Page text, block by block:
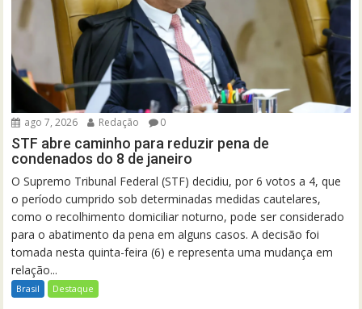
ago 7, 2026 Redação 0
STF abre caminho para reduzir pena de
condenados do 8 de janeiro
O Supremo Tribunal Federal (STF) decidiu, por 6 votos a 4, que
o período cumprido sob determinadas medidas cautelares,
como o recolhimento domiciliar noturno, pode ser considerado
para o abatimento da pena em alguns casos. A decisão foi
tomada nesta quinta-feira (6) e representa uma mudança em
relação...
Brasil Destaque